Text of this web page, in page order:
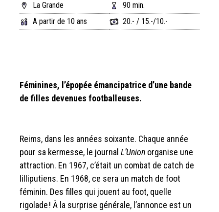
Féminines, l’épopée émancipatrice d’une bande
de filles devenues footballeuses.
Reims, dans les années soixante. Chaque année
pour sa kermesse, le journal L’Union organise une
attraction. En 1967, c’était un combat de catch de
lilliputiens. En 1968, ce sera un match de foot
féminin. Des filles qui jouent au foot, quelle
rigolade ! À la surprise générale, l’annonce est un
La Grande
90 min.
A partir de 10 ans
20.- / 15.-/10.-